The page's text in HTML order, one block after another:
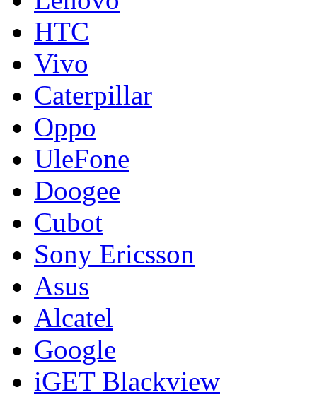
HTC
Vivo
Caterpillar
Oppo
UleFone
Doogee
Cubot
Sony Ericsson
Asus
Alcatel
Google
iGET Blackview